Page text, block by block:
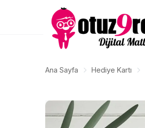
Ana Sayfa Hediye Kartı